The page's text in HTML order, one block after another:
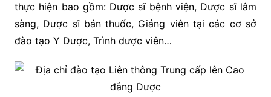
thực hiện bao gồm: Dược sĩ bệnh viện, Dược sĩ lâm
sàng, Dược sĩ bán thuốc, Giảng viên tại các cơ sở
đào tạo Y Dược, Trình dược viên…